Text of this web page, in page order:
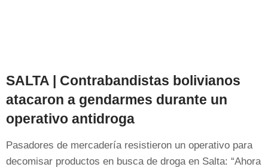
SALTA | Contrabandistas bolivianos
atacaron a gendarmes durante un
operativo antidroga
Pasadores de mercadería resistieron un operativo para
decomisar productos en busca de droga en Salta: “Ahora